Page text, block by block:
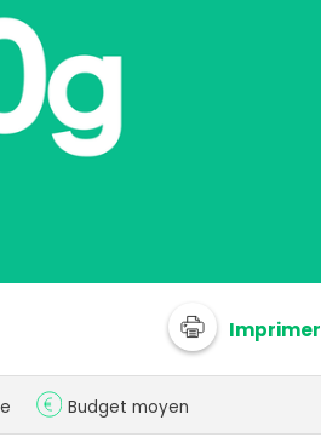
Imprimer
Budget moyen